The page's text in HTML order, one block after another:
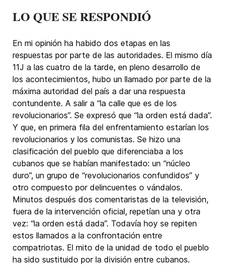
LO QUE SE RESPONDIÓ
En mi opinión ha habido dos etapas en las
respuestas por parte de las autoridades. El mismo día
11J a las cuatro de la tarde, en pleno desarrollo de
los acontecimientos, hubo un llamado por parte de la
máxima autoridad del país a dar una respuesta
contundente. A salir a “la calle que es de los
revolucionarios”. Se expresó que “la orden está dada”.
Y que, en primera fila del enfrentamiento estarían los
revolucionarios y los comunistas. Se hizo una
clasificación del pueblo que diferenciaba a los
cubanos que se habían manifestado: un “núcleo
duro”, un grupo de “revolucionarios confundidos” y
otro compuesto por delincuentes o vándalos.
Minutos después dos comentaristas de la televisión,
fuera de la intervención oficial, repetían una y otra
vez: “la orden está dada”. Todavía hoy se repiten
estos llamados a la confrontación entre
compatriotas. El mito de la unidad de todo el pueblo
ha sido sustituido por la división entre cubanos.